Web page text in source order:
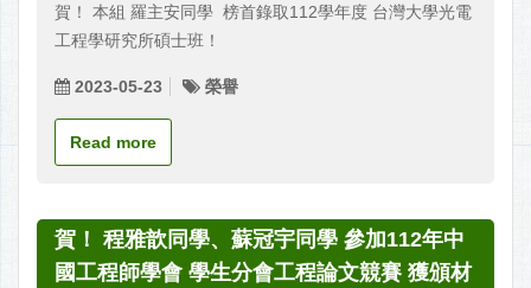
賀！ 本組 羅主安同學 榜首錄取112學年度 台灣大學光電
工程學研究所碩士班！
2023-05-23 榮譽
Read more
賀！ 程雅歆同學、蘇冠宇同學 參加112年中
國工程師學會 學生分會工程論文競賽 獲頒材